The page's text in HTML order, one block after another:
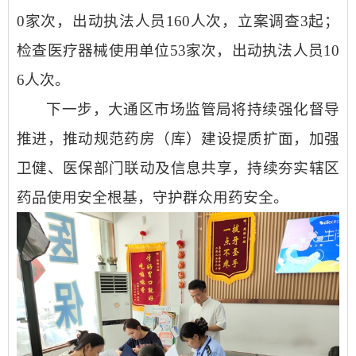
0家次，出动执法人员 160人次，立案调查3起；
检查医疗器械使用单位53家次，出动执法人员10
6人次。
下一步，大通区市场监管局将持续强化督导
推进，推动规范药房（库）建设提质扩面，加强
卫健、医保部门联动及信息共享，持续夯实辖区
药品使用安全根基，守护群众用药安全。